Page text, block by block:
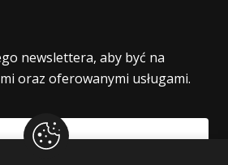
newslettera, aby być na
oraz oferowanymi usługami.